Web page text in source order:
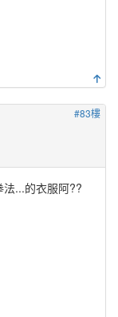
#83樓
...的衣服阿??